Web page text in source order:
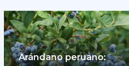
Arándano peruano: